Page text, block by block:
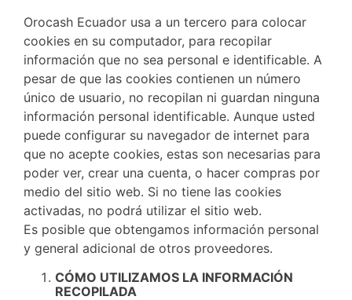
Orocash Ecuador usa a un tercero para colocar
cookies en su computador, para recopilar
información que no sea personal e identificable. A
pesar de que las cookies contienen un número
único de usuario, no recopilan ni guardan ninguna
información personal identificable. Aunque usted
puede configurar su navegador de internet para
que no acepte cookies, estas son necesarias para
poder ver, crear una cuenta, o hacer compras por
medio del sitio web. Si no tiene las cookies
activadas, no podrá utilizar el sitio web.
Es posible que obtengamos información personal
y general adicional de otros proveedores.
CÓMO UTILIZAMOS LA INFORMACIÓN
RECOPILADA